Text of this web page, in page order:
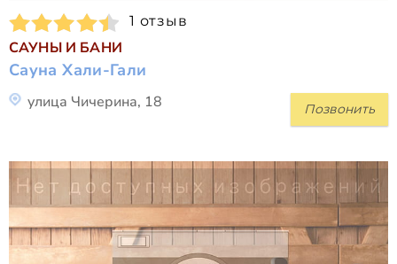
1 отзыв
САУНЫ И БАНИ
Сауна Хали-Гали
Позвонить
улица Чичерина, 18